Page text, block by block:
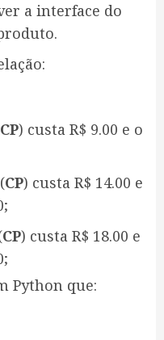
a interface do
CP) custa R$ 9.00 e o
CP) custa R$ 14.00 e
CP) custa R$ 18.00 e
Python que: